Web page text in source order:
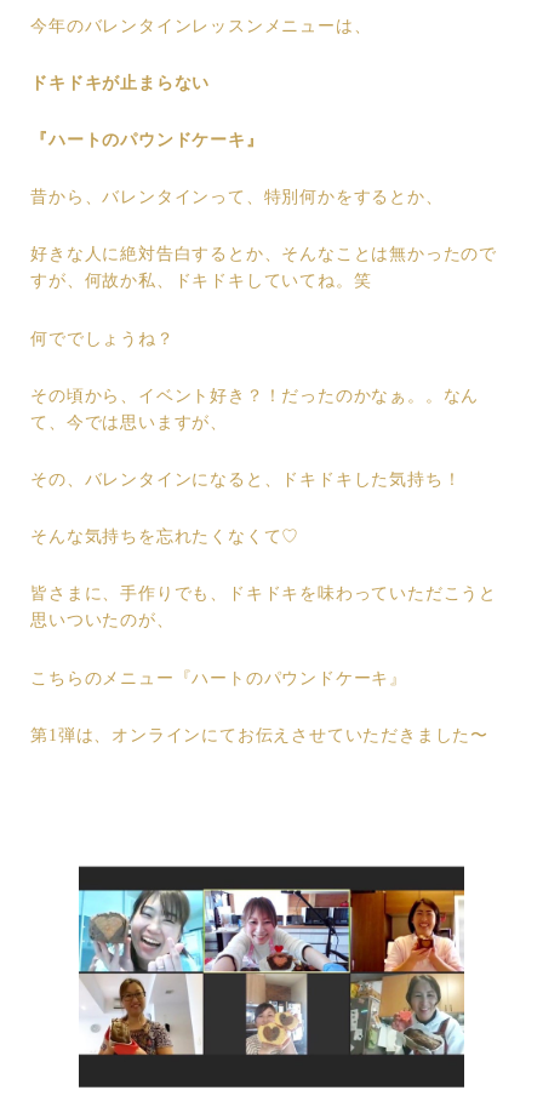
今年のバレンタインレッスンメニューは、
ドキドキが止まらない
『ハートのパウンドケーキ』
昔から、バレンタインって、特別何かをするとか、
好きな人に絶対告白するとか、そんなことは無かったので
すが、何故か私、ドキドキしていてね。笑
何ででしょうね？
その頃から、イベント好き？！だったのかなぁ。。なん
て、今では思いますが、
その、バレンタインになると、ドキドキした気持ち！
そんな気持ちを忘れたくなくて♡
皆さまに、手作りでも、ドキドキを味わっていただこうと
思いついたのが、
こちらのメニュー『ハートのパウンドケーキ』
第1弾は、オンラインにてお伝えさせていただきました〜